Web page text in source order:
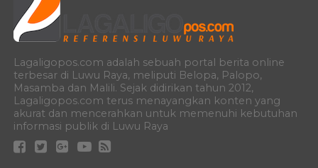
Lagaligopos.com adalah sebuah portal berita online
terbesar di Luwu Raya, meliputi Belopa, Palopo,
Masamba dan Malili. Sejak didirikan tahun 2012,
Lagaligopos.com terus menayangkan konten yang
akurat dan mencerahkan untuk memenuhi kebutuhan
informasi publik di Luwu Raya